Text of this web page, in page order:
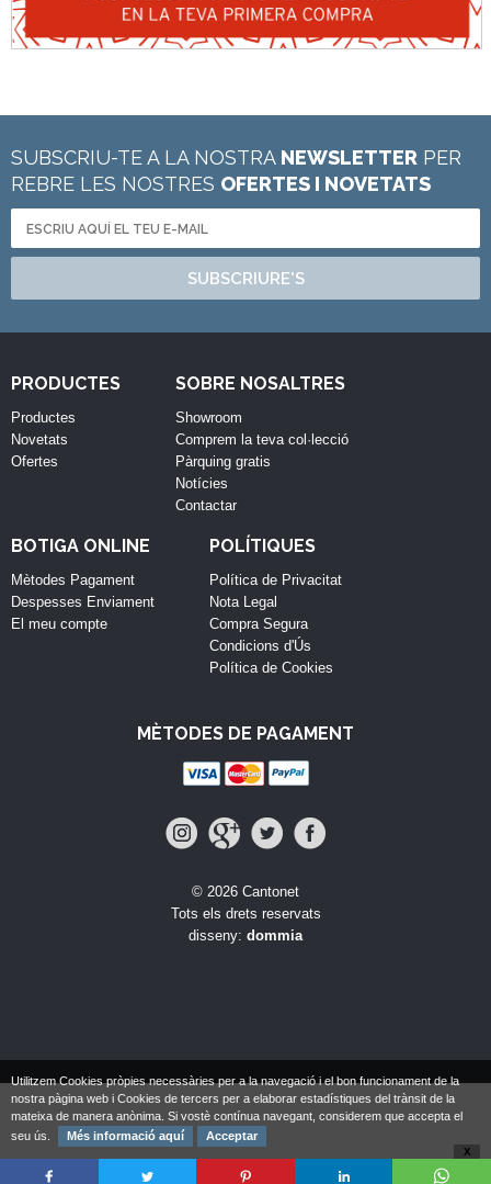
SUBSCRIU-TE A LA NOSTRA NEWSLETTER PER
REBRE LES NOSTRES OFERTES I NOVETATS
SUBSCRIURE'S
PRODUCTES
Productes
Novetats
Ofertes
SOBRE NOSALTRES
Showroom
Comprem la teva col·lecció
Pàrquing gratis
Notícies
Contactar
BOTIGA ONLINE
Mètodes Pagament
Despesses Enviament
El meu compte
POLÍTIQUES
Política de Privacitat
Nota Legal
Compra Segura
Condicions d'Ús
Política de Cookies
MÈTODES DE PAGAMENT
© 2026 Cantonet
Tots els drets reservats
disseny: dommia
Utilitzem Cookies pròpies necessàries per a la navegació i el bon funcionament de la
nostra pàgina web i Cookies de tercers per a elaborar estadístiques del trànsit de la
mateixa de manera anònima. Si vostè contínua navegant, considerem que accepta el
seu ús.
Més informació aquí Acceptar
X